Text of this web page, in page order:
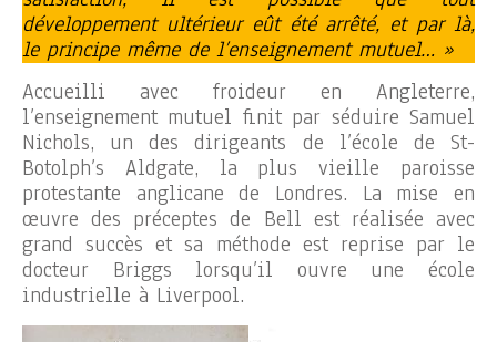
développement ultérieur eût été arrêté, et par là,
le principe même de l’enseignement mutuel… »
Accueilli avec froideur en Angleterre,
l’enseignement mutuel finit par séduire Samuel
Nichols, un des dirigeants de l’école de St-
Botolph’s Aldgate, la plus vieille paroisse
protestante anglicane de Londres. La mise en
œuvre des préceptes de Bell est réalisée avec
grand succès et sa méthode est reprise par le
docteur Briggs lorsqu’il ouvre une école
industrielle à Liverpool.